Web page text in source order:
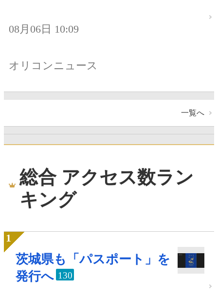
08月06日 10:09
オリコンニュース
一覧へ
総合 アクセス数ラン
キング
茨城県も「パスポート」を
発行へ 130